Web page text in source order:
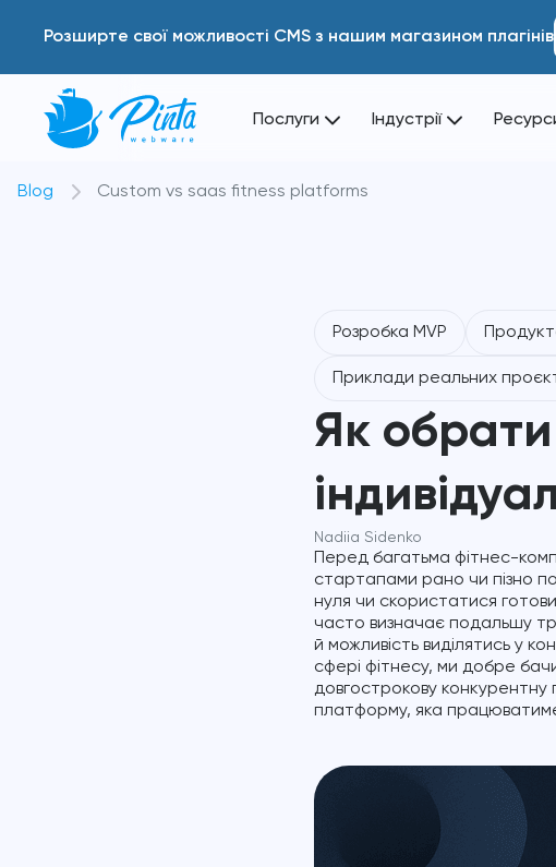
Розширте свої можливості CMS з нашим магазином плагінів
Послуги Індустрії
Blog Custom vs saas fitness platforms
Розробка MVP
Приклади реальних
Як
Nadiia Sidenko
Перед багатьма фітнес-
стартапами рано чи пізно
нуля чи скористатися
часто визначає подальшу
й можливість виділятись у
сфері фітнесу, ми добре
довгострокову конкурентну
платформу, яка